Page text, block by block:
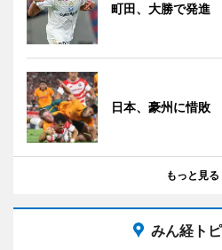
町田、大勝で発進
日本、豪州に惜敗
もっと見る
みん経ト